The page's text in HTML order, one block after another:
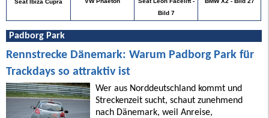
Seat Ibiza Cupra
Bild 7
Padborg Park
Rennstrecke Dänemark: Warum Padborg Park für
Trackdays so attraktiv ist
Wer aus Norddeutschland kommt und
Streckenzeit sucht, schaut zunehmend
nach Dänemark, weil Anreise,